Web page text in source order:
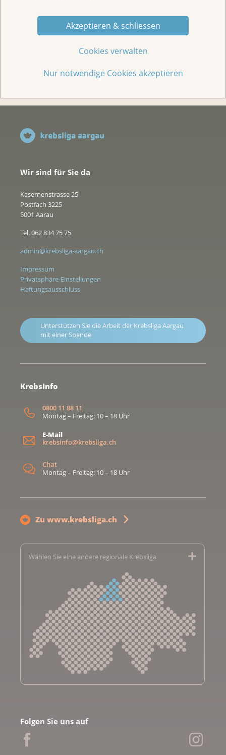
Akzeptieren & schliessen
Cookies verwalten
Nur notwendige Cookies akzeptieren
Spenden
Wir sind für Sie da
Kasernenstrasse 25
Postfach 3225
5001 Aarau
Tel. 062 834 75 75
admin@krebsliga-aargau.ch
Impressum
Privatsphäre-Einstellungen
Haftungsausschluss
Unterstützen Sie die Arbeit der Krebsliga Aargau
mit einer Spende
KrebsInfo
0800 11 88 11
Montag – Freitag: 10 – 18 Uhr
E-Mail
krebsinfo@krebsliga.ch
Chat
Montag – Freitag: 10 – 18 Uhr
Zu www.krebsliga.ch
Wählen Sie eine andere regionale Krebsliga
Krebsliga Bern
Krebsliga Freiburg
Folgen Sie uns auf